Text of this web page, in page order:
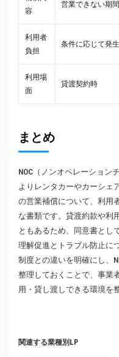
容
営業できない期
利用者
負担
条件に応じて発生
利用場
面
貸渡契約時
まとめ
NOC（ノンオペレーション
よりレンタカーやカーシェ
の営業補償について、利用
な書類です。貸渡約款や利
ともあるため、同意書とし
理解促進とトラブル防止に
制度との違いを明確にし、
整理しておくことで、事業
用・貸し渡しできる環境を
関連する業種別LP